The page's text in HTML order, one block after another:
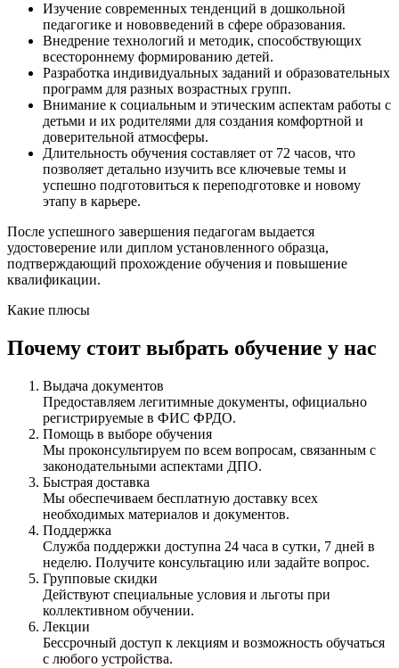
Изучение современных тенденций в дошкольной
педагогике и нововведений в сфере образования.
Внедрение технологий и методик, способствующих
всестороннему формированию детей.
Разработка индивидуальных заданий и образовательных
программ для разных возрастных групп.
Внимание к социальным и этическим аспектам работы с
детьми и их родителями для создания комфортной и
доверительной атмосферы.
Длительность обучения составляет от 72 часов, что
позволяет детально изучить все ключевые темы и
успешно подготовиться к переподготовке и новому
этапу в карьере.
После успешного завершения педагогам выдается
удостоверение или диплом установленного образца,
подтверждающий прохождение обучения и повышение
квалификации.
Какие плюсы
Почему стоит выбрать обучение у нас
Выдача документов
Предоставляем легитимные документы, официально
регистрируемые в ФИС ФРДО.
Помощь в выборе обучения
Мы проконсультируем по всем вопросам, связанным с
законодательными аспектами ДПО.
Быстрая доставка
Мы обеспечиваем бесплатную доставку всех
необходимых материалов и документов.
Поддержка
Служба поддержки доступна 24 часа в сутки, 7 дней в
неделю. Получите консультацию или задайте вопрос.
Групповые скидки
Действуют специальные условия и льготы при
коллективном обучении.
Лекции
Бессрочный доступ к лекциям и возможность обучаться
с любого устройства.